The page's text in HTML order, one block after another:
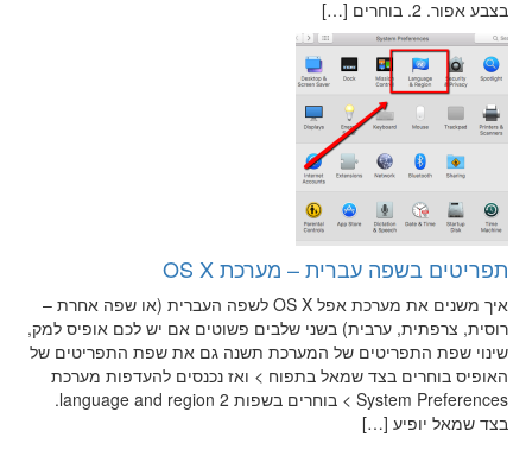
בצבע אפור. 2. בוחרים […]
תפריטים בשפה עברית – מערכת OS X
איך משנים את מערכת אפל OS X לשפה העברית (או שפה אחרת –
רוסית, צרפתית, ערבית) בשני שלבים פשוטים אם יש לכם אופיס למק,
שינוי שפת התפריטים של המערכת תשנה גם את שפת התפריטים של
האופיס בוחרים בצד שמאל בתפוח > ואז נכנסים להעדפות מערכת
System Preferences > בוחרים בשפות language and region 2.
בצד שמאל יופיע […]